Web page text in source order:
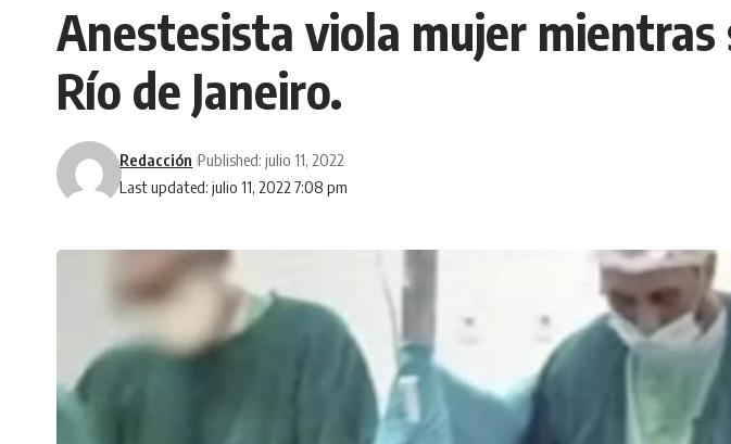
Anestesista viola mujer mientras
Río de Janeiro.
Last updated: julio 11, 2022 7:08 pm
Redacción Published: julio 11, 2022